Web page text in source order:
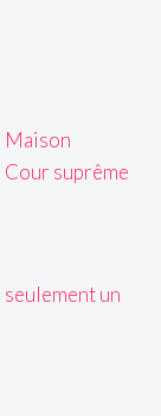
Maison
Cour suprême
un